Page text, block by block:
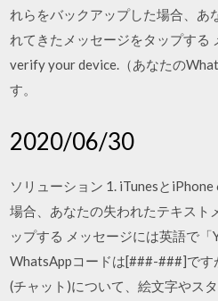
れらをバックアップした場合、あ
れてきたメッセージをタップする
verify your device.（あなたの
す。
2020/06/30
ソリューション 1. iTunesと
場合、あなたの失われたテキスト
ップする メッセージには英語で
WhatsAppコードは[###-###]です
(チャット)について、絵文字やス